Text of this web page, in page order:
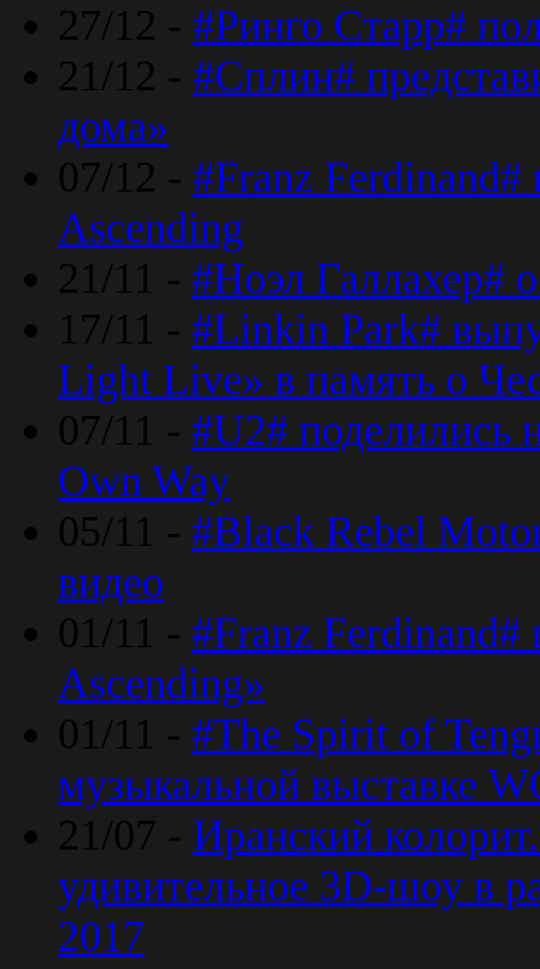
27/12 - #Ринго Старр#
21/12 - #Сплин#
дома»
07/12 - #Franz
Ascending
21/11 - #Ноэл Галлахер#
17/11 - #Linkin Park#
Light Live» в память о
07/11 - #U2#
Own Way
05/11 - #Black Rebel
видео
01/11 - #Franz Ferdinand#
Ascending»
01/11 - #The Spirit of
музыкальной выставке
21/07 - Иранский
удивительное 3D-шоу в
2017